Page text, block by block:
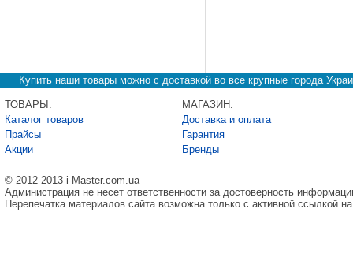
Купить наши товары можно с доставкой во все крупные города
ТОВАРЫ:
Каталог товаров
Прайсы
Акции
МАГАЗИН:
Доставка и оплата
Гарантия
Бренды
© 2012-2013 i-Master.com.ua
Администрация не несет ответственности за достоверность
Перепечатка материалов сайта возможна только с активной ссылкой